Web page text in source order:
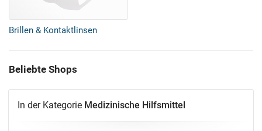
Brillen & Kontaktlinsen
Beliebte Shops
In der Kategorie Medizinische Hilfsmittel